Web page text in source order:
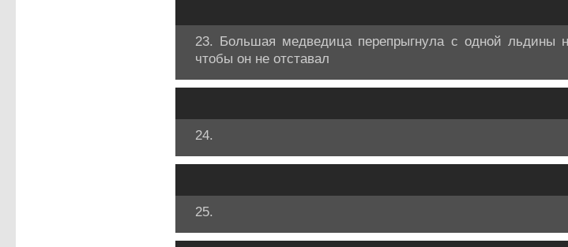
23. Большая медведица перепрыгнула с одной льдины
чтобы он не отставал
24.
25.